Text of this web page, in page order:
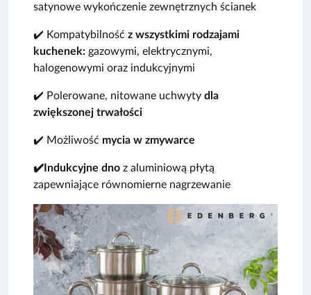
satynowe wykończenie zewnętrznych ścianek
✔️ Kompatybilność z wszystkimi rodzajami
kuchenek: gazowymi, elektrycznymi,
halogenowymi oraz indukcyjnymi
✔️ Polerowane, nitowane uchwyty dla
zwiększonej trwałości
✔️ Możliwość mycia w zmywarce
✔️Indukcyjne dno z aluminiową płytą
zapewniające równomierne nagrzewanie